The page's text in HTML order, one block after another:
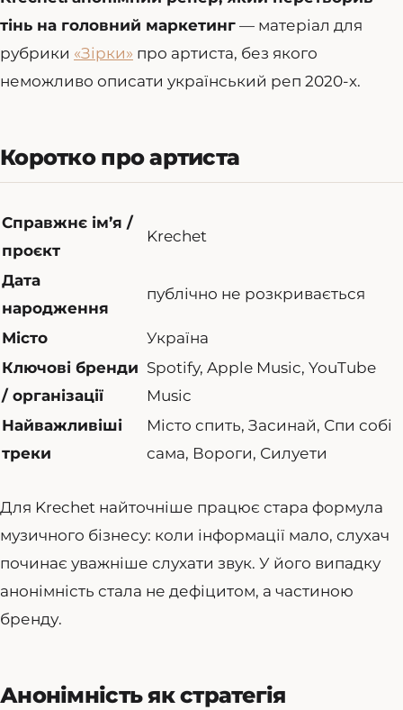
тінь на головний маркетинг — матеріал для
рубрики «Зірки» про артиста, без якого
неможливо описати український реп 2020-х.
Коротко про артиста
Справжнє ім’я /
проєкт
Krechet
Дата
народження
публічно не розкривається
Місто
Україна
Ключові бренди
/ організації
Spotify, Apple Music, YouTube
Music
Найважливіші
треки
Місто спить, Засинай, Спи собі
сама, Вороги, Силуети
Для Krechet найточніше працює стара формула
музичного бізнесу: коли інформації мало, слухач
починає уважніше слухати звук. У його випадку
анонімність стала не дефіцитом, а частиною
бренду.
Анонімність як стратегія